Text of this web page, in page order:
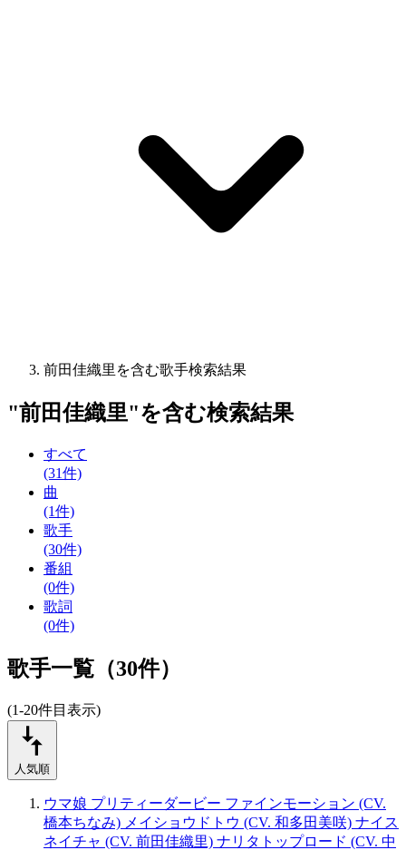
前田佳織里を含む歌手検索結果
"前田佳織里"を含む検索結果
すべて
(31件)
曲
(1件)
歌手
(30件)
番組
(0件)
歌詞
(0件)
歌手一覧（30件）
(1-20件目表示)
人気順
ウマ娘 プリティーダービー ファインモーション (CV.
橋本ちなみ) メイショウドトウ (CV. 和多田美咲) ナイス
ネイチャ (CV. 前田佳織里) ナリタトップロード (CV. 中